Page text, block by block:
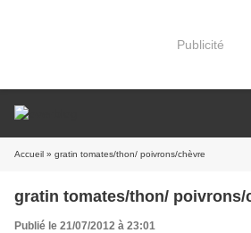
Publicité
Accueil » gratin tomates/thon/ poivrons/chèvre
gratin tomates/thon/ poivrons/
Publié le 21/07/2012 à 23:01